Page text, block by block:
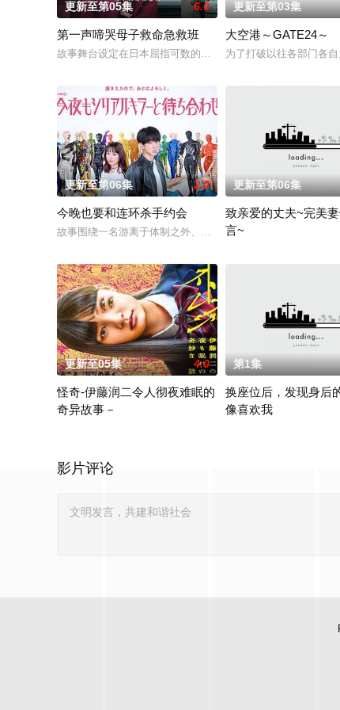
更新至第05集 6.0
第一声啼哭母子救命急救班
故事舞台设定在日本屈指可数的顶级豪华医院“圣菲奥娜医院
更新至第03集
大空港～GATE24～
为了打破以往各部门各
更新至第06集 2.0
今晚也要和连环杀手约会
故事围绕一名游离于体制之外、孤傲冷峻的“独狼”刑警，与一
更新至第06集
致亲爱的丈夫~完美
言~
更新至05集 4.0
怪奇-伊藤润二令人彻夜难眠的
奇异故事－
第1集
换座位后，发现身后
像喜欢我
影片评论